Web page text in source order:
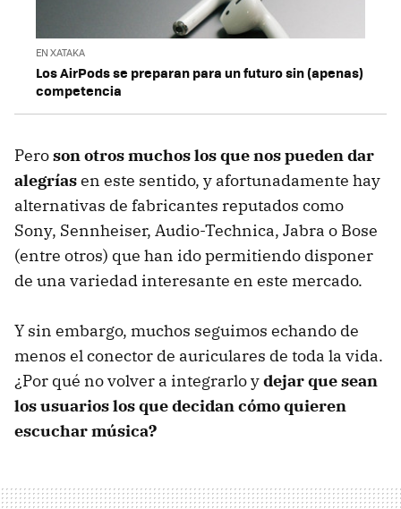
EN XATAKA
Los AirPods se preparan para un futuro sin (apenas)
competencia
Peroson otros muchos los que nos pueden dar
alegríasen este sentido, y afortunadamente hay
alternativas de fabricantes reputados como
Sony, Sennheiser, Audio-Technica, Jabra o Bose
(entre otros) que han ido permitiendo disponer
de una variedad interesante en este mercado.
Y sin embargo, muchos seguimos echando de
menos el conector de auriculares de toda la vida.
¿Por qué no volver a integrarlo ydejar que sean
los usuarios los que decidan cómo quieren
escuchar música?